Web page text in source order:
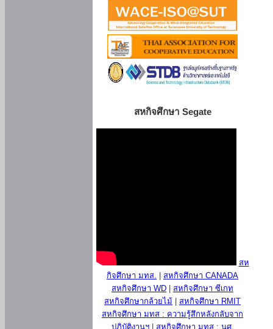
สหกิจศึกษา Segate
สห
กิจศึกษา มทส.
สหกิจศึกษา CANADA
สหกิจศึกษา WD
สหกิจศึกษา ซีเกท
สหกิจศึกษากล้วยไม้
สหกิจศึกษา RMIT
สหกิจศึกษา มทส : ความรู้สึกหลังกลับจาก
ปฏิบัติงานฯ| สหกิจศึกษา มทส : นศ.